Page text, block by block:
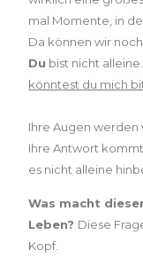
mal Momente, in
Da können wir
Du bist nicht
könntest du mich
Ihre Augen werden
Ihre Antwort
es nicht alleine
Was macht
Leben? Diese
Kopf.